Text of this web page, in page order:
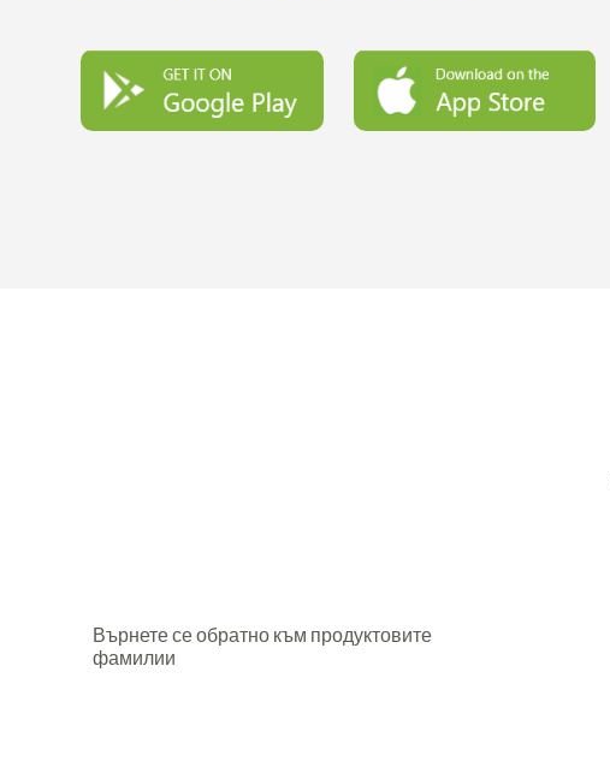
Върнете се обратно към продуктовите
фамилии